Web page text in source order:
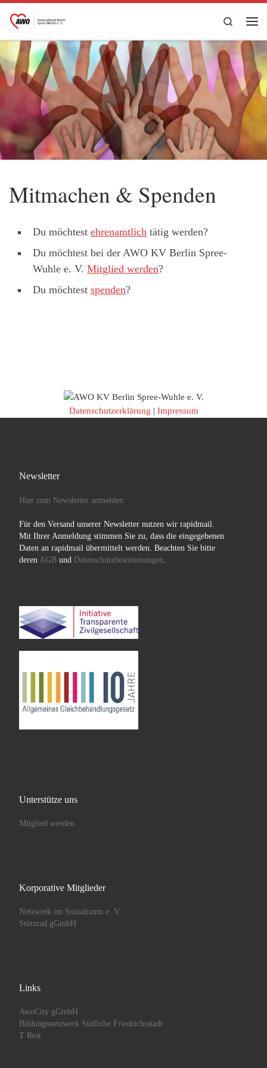
Zum Inhalt springen
Search
Mitmachen & Spenden
Du möchtest ehrenamtlich tätig werden?
Du möchtest bei der AWO KV Berlin Spree-
Wuhle e. V. Mitglied werden?
Du möchtest spenden?
Datenschutzerklärung | Impressum
Newsletter
Hier zum Newsletter anmelden
Für den Versand unserer Newsletter nutzen wir rapidmail.
Mit Ihrer Anmeldung stimmen Sie zu, dass die eingegebenen
Daten an rapidmail übermittelt werden. Beachten Sie bitte
deren AGBund Datenschutzbestimmungen
Unterstütze uns
Mitglied werden
Korporative Mitglieder
Netzwerk im Sozialraum e. V.
Stützrad gGmbH
Links
AwoCity gGmbH
Bildungsnetzwerk Südliche Friedrichsstadt
T Rest